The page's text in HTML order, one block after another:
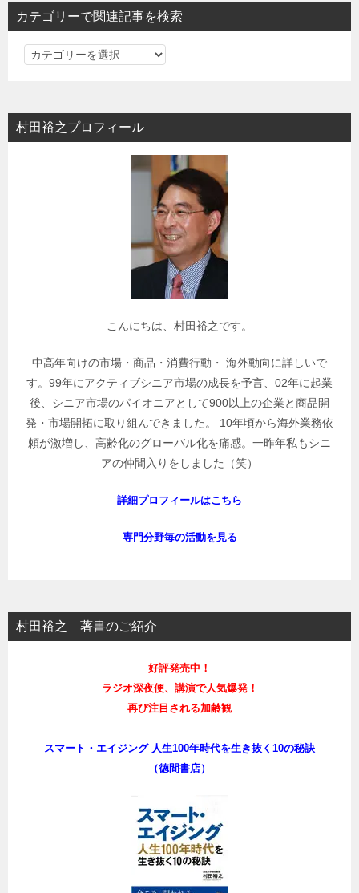
カテゴリーで関連記事を検索
カ
リ
ー
村田裕之プロフィール
こんにちは、村田裕之です。
中高年向けの市場・商品・消費行動・ 海外動向に詳しいで
す。99年にアクティブシニア市場の成長を予言、02年に起業
後、シニア市場のパイオニアとして900以上の企業と商品開
発・市場開拓に取り組んできました。 10年頃から海外業務依
頼が激増し、高齢化のグローバル化を痛感。一昨年私もシニ
アの仲間入りをしました（笑）
詳細プロフィールはこちら
専門分野毎の活動を見る
村田裕之 著書のご紹介
好評発売中！
ラジオ深夜便、講演で人気爆発！
再び注目される加齢観
スマート・エイジング 人生100年時代を生き抜く10の秘訣
（徳間書店）